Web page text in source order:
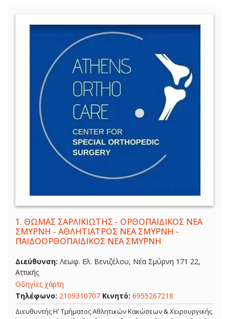
1. ΘΩΜΑΣ ΣΑΡΛΙΚΙΩΤΗΣ - ΟΡΘΟΠΑΙΔΙΚΟΣ ΝΕΑ
ΣΜΥΡΝΗ - ΑΘΛΗΤΙΑΤΡΟΣ ΝΕΑ ΣΜΥΡΝΗ -
ΠΑΙΔΟΟΡΘΟΠΑΙΔΙΚΟΣ ΝΕΑ ΣΜΥΡΝΗ
Διεύθυνση: Λεωφ. Ελ. Βενιζέλου, Νέα Σμύρνη 171 22,
Αττικής
Οδηγίες χάρτη
Τηλέφωνο: 2109310707 Κινητό: 6955267218
Διευθυντής Η' Τμήματος Αθλητικών Κακώσεων & Χειρουργικής